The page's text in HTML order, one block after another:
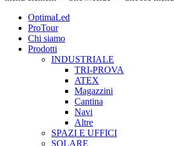
OptimaLed
ProTour
Chi siamo
Prodotti
INDUSTRIALE
TRI-PROVA
ATEX
Magazzini
Cantina
Navi
Altre
SPAZI E UFFICI
SOLARE